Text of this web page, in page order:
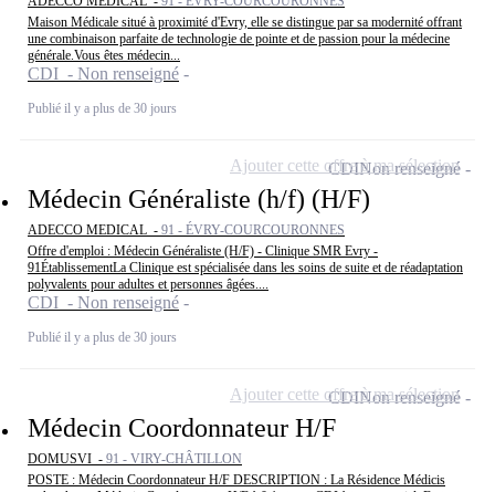
Maison Médicale situé à proximité d'Evry, elle se distingue par sa modernité offrant
une combinaison parfaite de technologie de pointe et de passion pour la médecine
générale.Vous êtes médecin...
CDI - Non renseigné
Publié il y a plus de 30 jours
Médecin Généraliste (h/f) (H/F)
ADECCO MEDICAL - 91 - ÉVRY-COURCOURONNES
Offre d'emploi : Médecin Généraliste (H/F) - Clinique SMR Evry -
91ÉtablissementLa Clinique est spécialisée dans les soins de suite et de réadaptation
polyvalents pour adultes et personnes âgées....
CDI - Non renseigné
Publié il y a plus de 30 jours
CDINon renseigné
Ajouter cette offre à ma sélection
Médecin Coordonnateur H/F
DOMUSVI - 91 - VIRY-CHÂTILLON
POSTE : Médecin Coordonnateur H/F DESCRIPTION : La Résidence Médicis
CDINon renseigné
Ajouter cette offre à ma sélection